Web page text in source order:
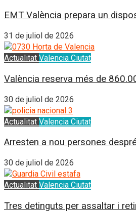
EMT València prepara un
31 de juliol de 2026
Actualitat Valencia Ciutat
València reserva més de
30 de juliol de 2026
Actualitat Valencia Ciutat
Arresten a nou persones
30 de juliol de 2026
Actualitat Valencia Ciutat
Tres detinguts per assaltar i